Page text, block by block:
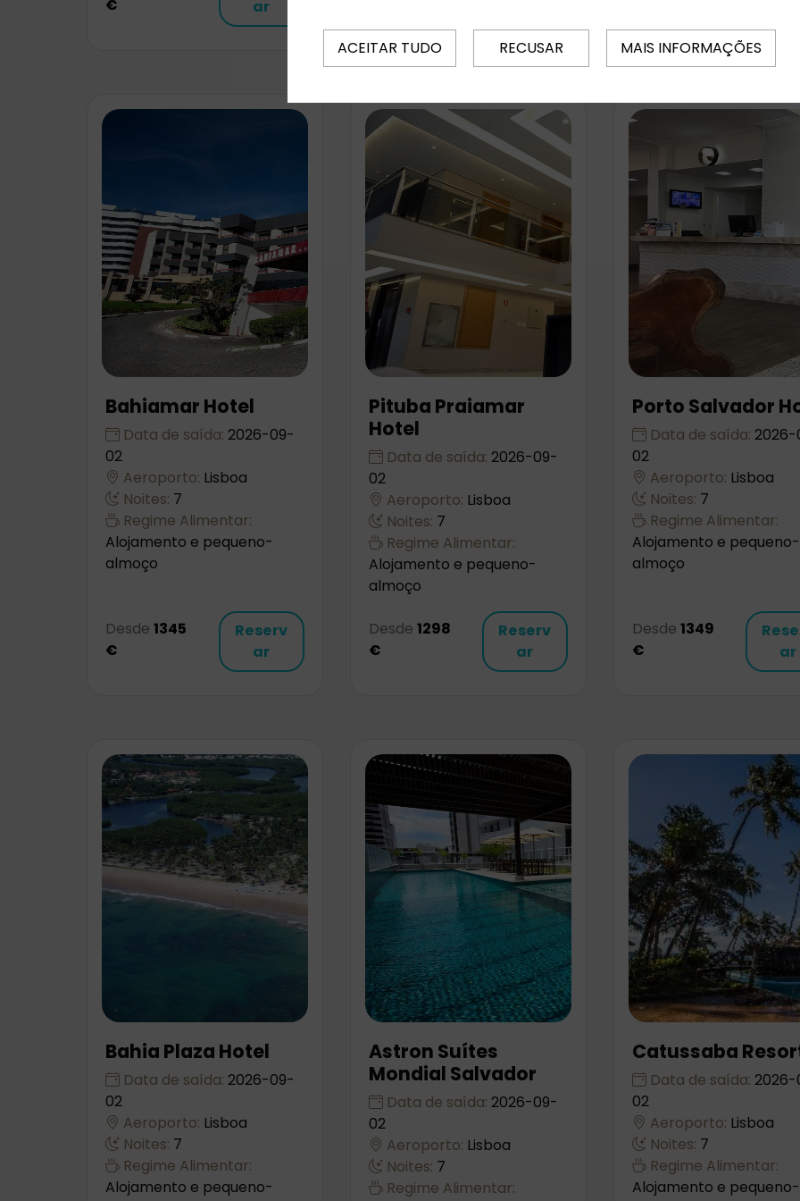
€
ar
Bahiamar Hotel
Data de saída: 2026-09-
02
Aeroporto: Lisboa
Noites: 7
Regime Alimentar:
Alojamento e pequeno-
almoço
Desde 1345
€
Reserv
ar
Pituba Praiamar
Hotel
Data de saída: 2026-09-
02
Aeroporto: Lisboa
Noites: 7
Regime Alimentar:
Alojamento e pequeno-
almoço
Desde 1298
€
Reserv
ar
Porto Salvador
Data de saída:
02
Aeroporto: Lisboa
Noites: 7
Regime Alimentar:
Alojamento e pequeno-
almoço
Desde 1349
€
ar
Bahia Plaza Hotel
Data de saída: 2026-09-
02
Aeroporto: Lisboa
Noites: 7
Regime Alimentar:
Alojamento e pequeno-
Astron Suítes
Mondial Salvador
Data de saída: 2026-09-
02
Aeroporto: Lisboa
Noites: 7
Regime Alimentar:
Catussaba
Data de saída:
02
Aeroporto: Lisboa
Noites: 7
Regime Alimentar:
Alojamento e pequeno-
ACEITAR TUDO RECUSAR MAIS INFORMAÇÕES